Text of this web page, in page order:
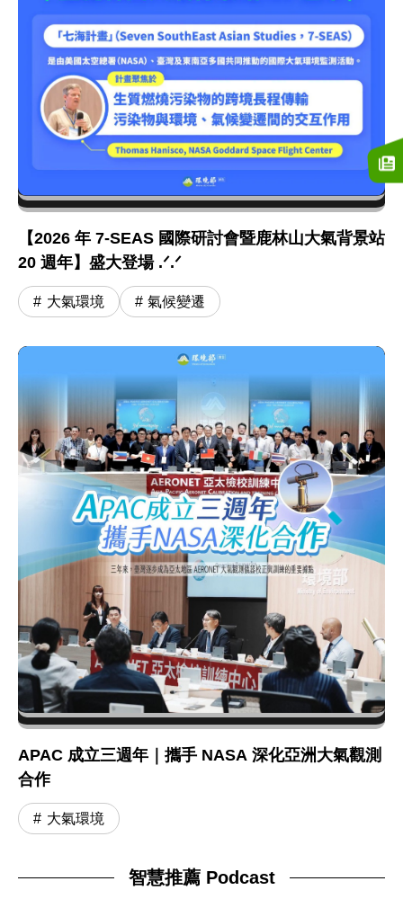
【2026 年 7-SEAS 國際研討會暨鹿林山大氣背景站
20 週年】盛大登場 .ᐟ.ᐟ
大氣環境 氣候變遷
APAC 成立三週年｜攜手 NASA 深化亞洲大氣觀測
合作
大氣環境
智慧推薦 Podcast